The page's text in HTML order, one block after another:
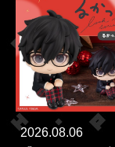
2026.08.06